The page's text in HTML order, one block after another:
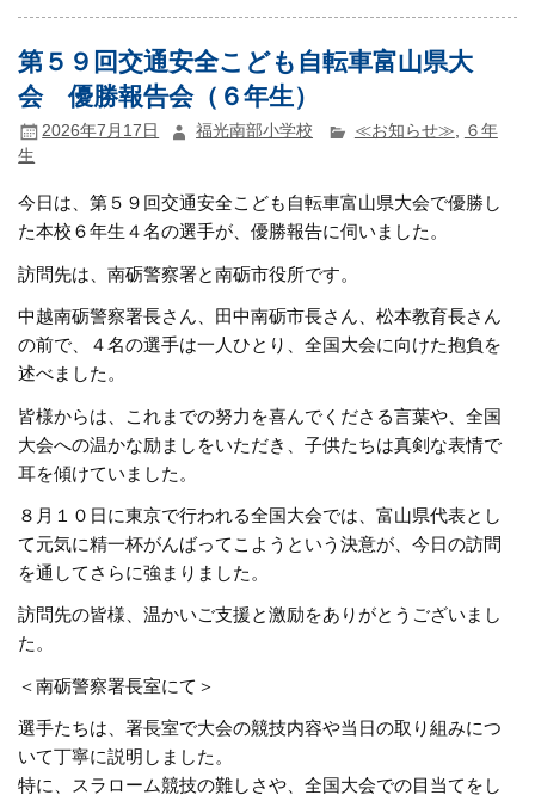
第５９回交通安全こども自転車富山県大
会 優勝報告会（６年生）
2026年7月17日 福光南部小学校 ≪お知らせ≫, ６年
生
今日は、第５９回交通安全こども自転車富山県大会で優勝し
た本校６年生４名の選手が、優勝報告に伺いました。
訪問先は、南砺警察署と南砺市役所です。
中越南砺警察署長さん、田中南砺市長さん、松本教育長さん
の前で、４名の選手は一人ひとり、全国大会に向けた抱負を
述べました。
皆様からは、これまでの努力を喜んでくださる言葉や、全国
大会への温かな励ましをいただき、子供たちは真剣な表情で
耳を傾けていました。
８月１０日に東京で行われる全国大会では、富山県代表とし
て元気に精一杯がんばってこようという決意が、今日の訪問
を通してさらに強まりました。
訪問先の皆様、温かいご支援と激励をありがとうございまし
た。
＜南砺警察署長室にて＞
選手たちは、署長室で大会の競技内容や当日の取り組みにつ
いて丁寧に説明しました。
特に、スラローム競技の難しさや、全国大会での目当てをし